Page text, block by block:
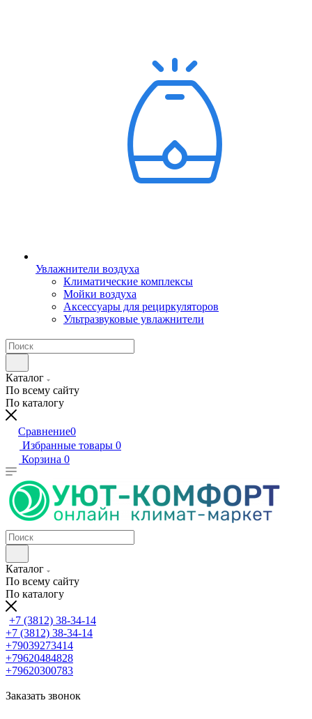
Увлажнители воздуха
Климатические комплексы
Мойки воздуха
Аксессуары для рециркуляторов
Ультразвуковые увлажнители
Каталог
По всему сайту
По каталогу
Сравнение0
Избранные товары 0
Корзина 0
Каталог
По всему сайту
По каталогу
+7 (3812) 38-34-14
+7 (3812) 38-34-14
+79039273414
+79620484828
+79620300783
Заказать звонок